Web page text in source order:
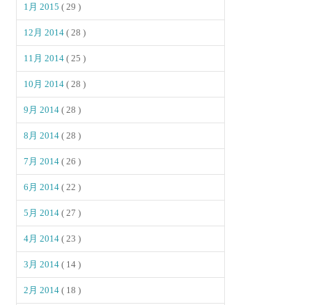
1月 2015( 29 )
12月 2014( 28 )
11月 2014( 25 )
10月 2014( 28 )
9月 2014( 28 )
8月 2014( 28 )
7月 2014( 26 )
6月 2014( 22 )
5月 2014( 27 )
4月 2014( 23 )
3月 2014( 14 )
2月 2014( 18 )